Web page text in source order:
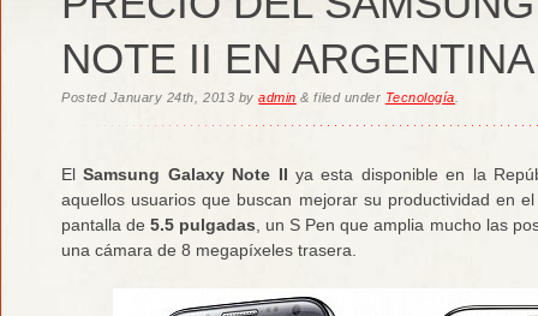
NOTE II EN
Posted January 24th, 2013 byadmin & filed under Tecnología
ElSamsung Galaxy Note II ya esta disponible en la
aquellos usuarios que buscan mejorar su productividad en
pantalla de5.5 pulgadas , un S Pen que amplia mucho las
una cámara de 8 megapíxeles trasera.